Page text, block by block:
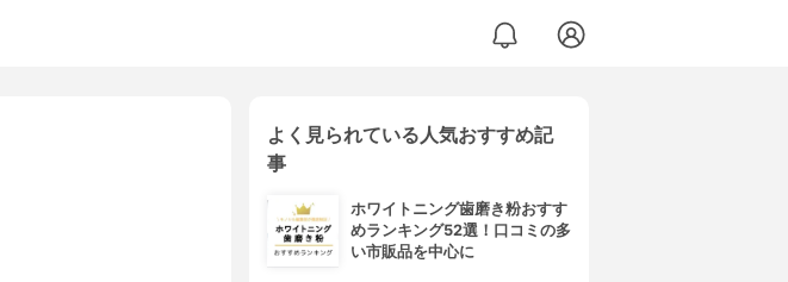
よく見られている人気おすすめ記
事
ホワイトニング歯磨き粉おすす
めランキング52選！口コミの多
い市販品を中心に